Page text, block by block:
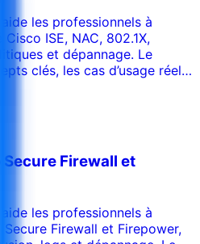
les professionnels à
ISE, NAC, 802.1X,
et dépannage. Le
clés, les cas d’usage réels,
appliquer les acquis dans
La formation peut être
internes, au niveau
de performance de
Firewall et
les professionnels à
Firewall et Firepower,